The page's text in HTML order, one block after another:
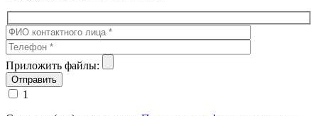
Приложить файлы:
1